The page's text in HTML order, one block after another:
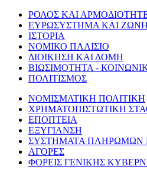
ΡΟΛΟΣ ΚΑΙ
ΕΥΡΩΣΥΣΤΗΜΑ ΚΑΙ
ΙΣΤΟΡΙΑ
ΝΟΜΙΚΟ ΠΛΑΙΣΙΟ
ΔΙΟΙΚΗΣΗ ΚΑΙ ΔΟΜΗ
ΒΙΩΣΙΜΟΤΗΤΑ -
ΠΟΛΙΤΙΣΜΟΣ
ΝΟΜΙΣΜΑΤΙΚΗ ΠΟΛΙΤΙΚΗ
ΧΡΗΜΑΤΟΠΙΣΤΩΤΙΚΗ
ΕΠΟΠΤΕΙΑ
ΕΞΥΓΙΑΝΣΗ
ΣΥΣΤΗΜΑΤΑ ΠΛΗΡΩΜΩΝ
ΑΓΟΡΕΣ
ΦΟΡΕΙΣ ΓΕΝΙΚΗΣ